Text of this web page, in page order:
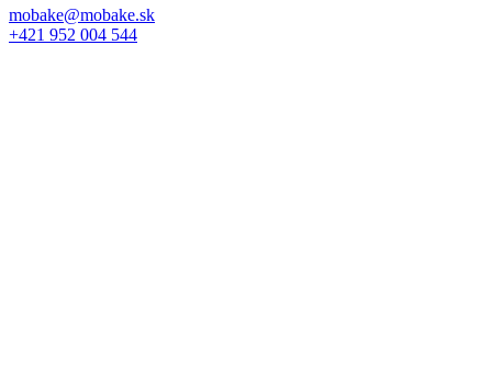
mobake@mobake.sk
+421 952 004 544